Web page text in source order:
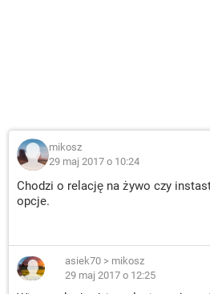
mikosz
29 maj 2017 o 10:24
Chodzi o relację na żywo czy
opcje.
asiek70 > mikosz
29 maj 2017 o 12:25